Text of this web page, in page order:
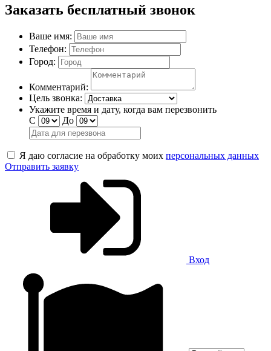
Заказать бесплатный звонок
Ваше имя:
Телефон:
Город:
Комментарий:
Цель звонка:
Укажите время и дату, когда вам перезвонить
С
До
Я даю согласие на обработку моих персональных данных
Отправить заявку
Вход